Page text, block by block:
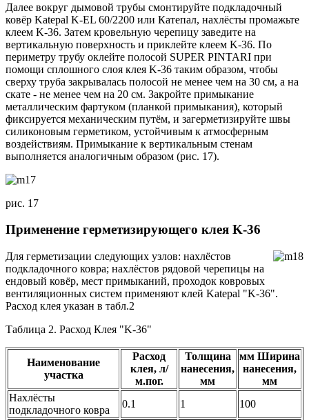
Далее вокруг дымовой трубы смонтируйте подкладочный
ковёр Katepal K-EL 60/2200 или Катепал, нахлёсты промажьте
клеем K-36. Затем кровельную черепицу заведите на
вертикальную поверхность и приклейте клеем K-36. По
периметру трубу оклейте полосой SUPER PINTARI при
помощи сплошного слоя клея K-36 таким образом, чтобы
сверху труба закрывалась полосой не менее чем на 30 см, а на
скате - не менее чем на 20 см. Закройте примыкание
металлическим фартуком (планкой примыкания), который
фиксируется механическим путём, и загерметизируйте швы
силиконовым герметиком, устойчивым к атмосферным
воздействиям. Примыкание к вертикальным стенам
выполняется аналогичным образом (рис. 17).
рис. 17
Применение герметизирующего клея K-36
Для герметизации следующих узлов: нахлёстов
подкладочного ковра; нахлёстов рядовой черепицы на
ендовый ковёр, мест примыканий, проходок ковровых
вентиляционных систем применяют клей Katepal "K-36".
Расход клея указан в табл.2
Таблица 2. Расход Клея "K-36"
Наименование
участка
Расход
клея, л/
м.пог.
Толщина
нанесения,
мм
мм Ширина
нанесения,
мм
Нахлёсты
подкладочного ковра
0.1 1
100